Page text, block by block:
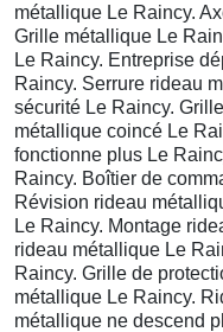
métallique Le Raincy.
Grille métallique Le
Le Raincy. Entreprise
Raincy. Serrure rideau
sécurité Le Raincy.
métallique coincé Le
fonctionne plus Le
Raincy. Boîtier de
Révision rideau
Le Raincy. Montage
rideau métallique Le
Raincy. Grille de
métallique Le Raincy.
métallique ne descend